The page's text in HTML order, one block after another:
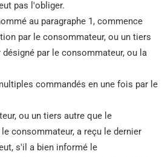
pas l'obliger.
au paragraphe 1, commence
par le consommateur, ou un tiers
par le consommateur, ou la
commandés en une fois par le
ou un tiers autre que le
consommateur, a reçu le dernier
s'il a bien informé le